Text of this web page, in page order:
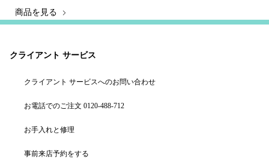
商品を見る
クライアント サービス
クライアント サービスへのお問い合わせ
お電話でのご注文 0120-488-712
お手入れと修理
事前来店予約をする